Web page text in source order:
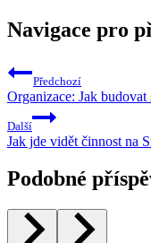
Navigace pro
Předchozí
Organizace: Jak
Další
Jak jde vidět činnost na
Podobné